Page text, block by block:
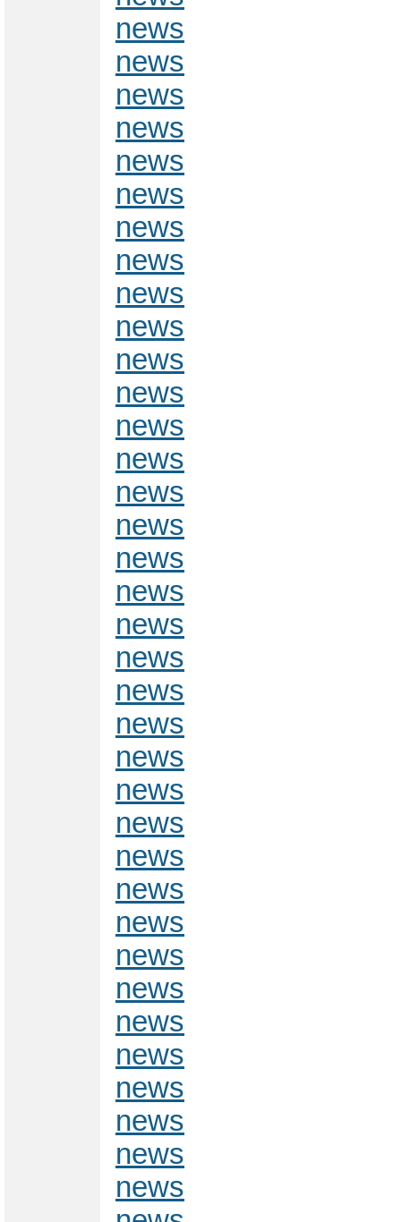
news
news
news
news
news
news
news
news
news
news
news
news
news
news
news
news
news
news
news
news
news
news
news
news
news
news
news
news
news
news
news
news
news
news
news
news